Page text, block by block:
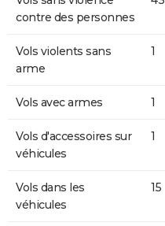
contre des personnes
Vols violents sans
arme
1
Vols avec armes 1
Vols d'accessoires sur
véhicules
1
Vols dans les
véhicules
15